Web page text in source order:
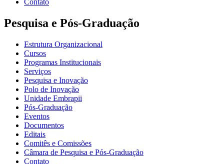
Pesquisa e Pós-Graduação
Estrutura Organizacional
Cursos
Programas Institucionais
Serviços
Pesquisa e Inovação
Polo de Inovação
Unidade Embrapii
Pós-Graduação
Eventos
Documentos
Editais
Comitês e Comissões
Câmara de Pesquisa e Pós-Graduação
Contato